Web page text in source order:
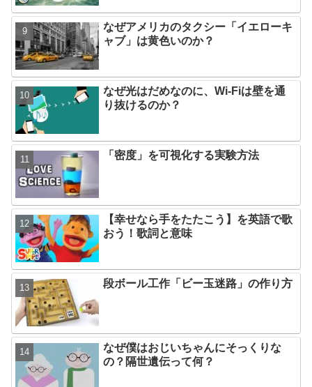
なぜアメリカのタクシー「イエローキ
ャブ」は黄色いのか？
なぜ光はだめなのに、Wi-Fiは壁を通
り抜けるのか？
「密度」を可視化する実験方法
【幸せなら手をたたこう】を英語で歌
おう！歌詞と意味
段ボール工作「ビー玉迷路」の作り方
なぜ僕はおじいちゃんにそっくりな
の？隔世遺伝って何？